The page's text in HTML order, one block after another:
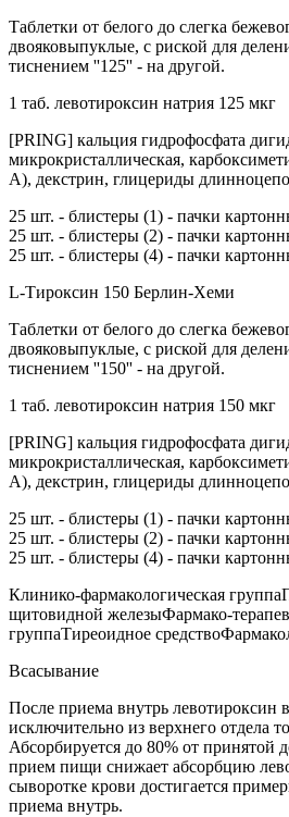
Таблетки от белого до слегка
двояковыпуклые, с риской для
тиснением ''125'' - на другой.
1 таб. левотироксин натрия 125 мкг
[PRING] кальция гидрофосфата
микрокристаллическая,
А), декстрин, глицериды
25 шт. - блистеры (1) - пачки
25 шт. - блистеры (2) - пачки
25 шт. - блистеры (4) - пачки
L-Тироксин 150 Берлин-Хеми
Таблетки от белого до слегка
двояковыпуклые, с риской для
тиснением ''150'' - на другой.
1 таб. левотироксин натрия 150 мкг
[PRING] кальция гидрофосфата
микрокристаллическая,
А), декстрин, глицериды
25 шт. - блистеры (1) - пачки
25 шт. - блистеры (2) - пачки
25 шт. - блистеры (4) - пачки
Клинико-фармакологическая
щитовидной железыФармако-
группаТиреоидное
Всасывание
После приема внутрь левотироксин
исключительно из верхнего отдела
Абсорбируется до 80% от
прием пищи снижает абсорбцию
сыворотке крови достигается
приема внутрь.